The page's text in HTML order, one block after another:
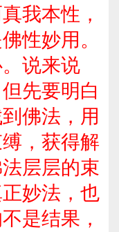
我本性，
性妙用。
说来说
先要明白
佛法，用
，获得解
层层的束
妙法，也
是结果，